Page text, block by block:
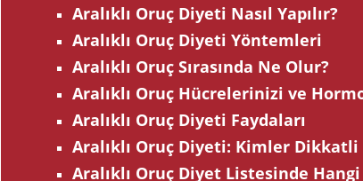
Aralıklı Oruç Diyeti Nasıl Yapılır?
Aralıklı Oruç Diyeti Yöntemleri
Aralıklı Oruç Sırasında Ne Olur?
Aralıklı Oruç Hücrelerinizi ve
Aralıklı Oruç Diyeti Faydaları
Aralıklı Oruç Diyeti: Kimler Dikkatli
Aralıklı Oruç Diyet Listesinde